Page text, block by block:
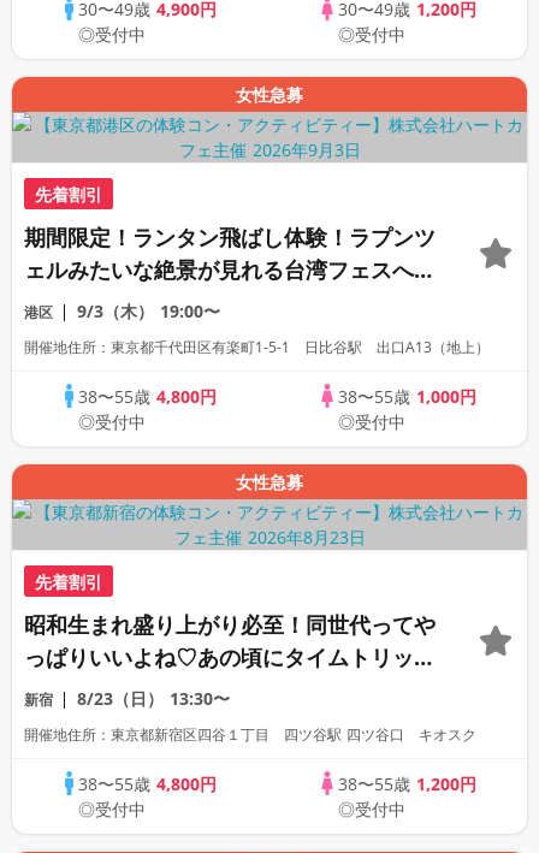
30〜49歳4,900円
◎受付中
30〜49歳 1,200円
◎受付中
女性急募
先着割引
期間限定！ランタン飛ばし体験！ラプンツ
ェルみたいな絶景が見れる台湾フェスへ☆
本場屋台グルメに舌鼓♡台湾気分でお散歩
コン♪
港区 9/3（木） 19:00〜
開催地住所：東京都千代田区有楽町1-5-1 日比谷駅 出口A13（地上）
38〜55歳4,800円
◎受付中
38〜55歳 1,000円
◎受付中
女性急募
先着割引
昭和生まれ盛り上がり必至！同世代ってや
っぱりいいよね♡あの頃にタイムトリッ
プ！今昔が知れる★懐かし博物館見学コン
♪
新宿 8/23（日） 13:30〜
開催地住所：東京都新宿区四谷１丁目 四ツ谷駅 四ツ谷口 キオスク
38〜55歳4,800円
◎受付中
38〜55歳 1,200円
◎受付中